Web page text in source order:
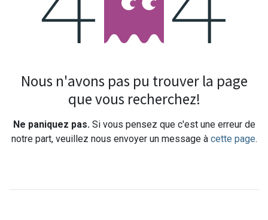
Erreur 404
Nous n'avons pas pu trouver la page
que vous recherchez!
Ne paniquez pas.Si vous pensez que c'est une erreur de
notre part, veuillez nous envoyer un message à cette page.